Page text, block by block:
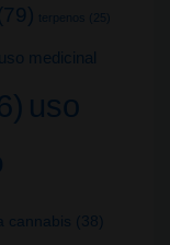
(79) terpenos (25)
uso medicinal
uso
cannabis (38)